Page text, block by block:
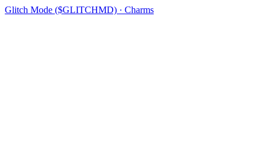
Glitch Mode ($GLITCHMD) · Charms